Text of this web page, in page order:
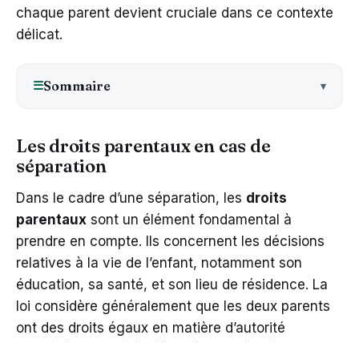
chaque parent devient cruciale dans ce contexte
délicat.
☰Sommaire
Les droits parentaux en cas de
séparation
Dans le cadre d’une séparation, les droits
parentaux sont un élément fondamental à
prendre en compte. Ils concernent les décisions
relatives à la vie de l’enfant, notamment son
éducation, sa santé, et son lieu de résidence. La
loi considère généralement que les deux parents
ont des droits égaux en matière d’autorité